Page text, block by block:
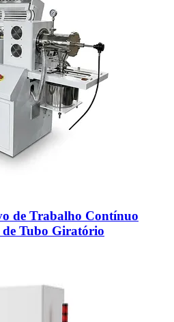
de Trabalho Contínuo
Tubo Giratório